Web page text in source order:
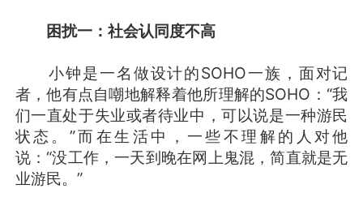
困扰一：社会认同度不高
小钟是一名做设计的SOHO一族，面对记
者，他有点自嘲地解释着他所理解的SOHO：“我
们一直处于失业或者待业中，可以说是一种游民
状态。”而在生活中，一些不理解的人对他
说：“没工作，一天到晚在网上鬼混，简直就是无
业游民。”